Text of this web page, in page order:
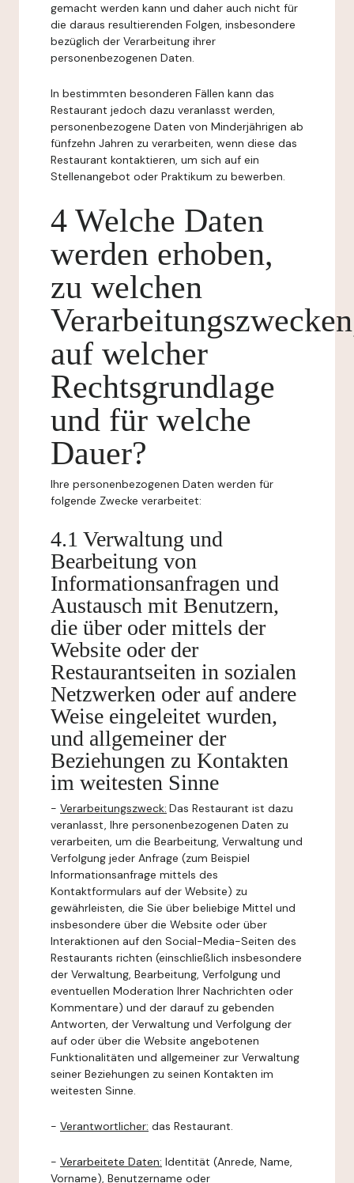
gemacht werden kann und daher auch nicht für
die daraus resultierenden Folgen, insbesondere
bezüglich der Verarbeitung ihrer
personenbezogenen Daten.
In bestimmten besonderen Fällen kann das
Restaurant jedoch dazu veranlasst werden,
personenbezogene Daten von Minderjährigen ab
fünfzehn Jahren zu verarbeiten, wenn diese das
Restaurant kontaktieren, um sich auf ein
Stellenangebot oder Praktikum zu bewerben.
4 Welche Daten
werden erhoben,
zu welchen
auf welcher
Rechtsgrundlage
und für welche
Dauer?
Ihre personenbezogenen Daten werden für
folgende Zwecke verarbeitet:
4.1 Verwaltung und
Bearbeitung von
Informationsanfragen und
Austausch mit Benutzern,
die über oder mittels der
Website oder der
Restaurantseiten in sozialen
Netzwerken oder auf andere
Weise eingeleitet wurden,
und allgemeiner der
Beziehungen zu Kontakten
im weitesten Sinne
- Verarbeitungszweck: Das Restaurant ist dazu
veranlasst, Ihre personenbezogenen Daten zu
verarbeiten, um die Bearbeitung, Verwaltung und
Verfolgung jeder Anfrage (zum Beispiel
Informationsanfrage mittels des
Kontaktformulars auf der Website) zu
gewährleisten, die Sie über beliebige Mittel und
insbesondere über die Website oder über
Interaktionen auf den Social-Media-Seiten des
Restaurants richten (einschließlich insbesondere
der Verwaltung, Bearbeitung, Verfolgung und
eventuellen Moderation Ihrer Nachrichten oder
Kommentare) und der darauf zu gebenden
Antworten, der Verwaltung und Verfolgung der
auf oder über die Website angebotenen
Funktionalitäten und allgemeiner zur Verwaltung
seiner Beziehungen zu seinen Kontakten im
weitesten Sinne.
- Verantwortlicher: das Restaurant.
- Verarbeitete Daten: Identität (Anrede, Name,
Vorname), Benutzername oder